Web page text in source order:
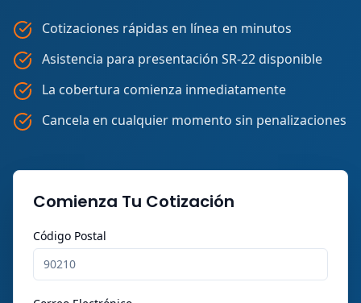
Cotizaciones rápidas en línea en minutos
Asistencia para presentación SR-22 disponible
La cobertura comienza inmediatamente
Cancela en cualquier momento sin penalizaciones
Comienza Tu Cotización
Código Postal